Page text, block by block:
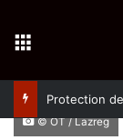
© OT / Lazreg